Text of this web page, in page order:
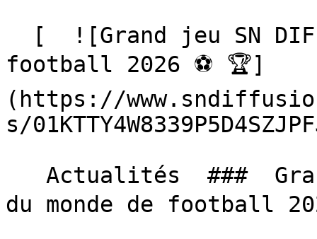
football 2026 ⚽️ 🏆]
(https://
s/
du monde de football